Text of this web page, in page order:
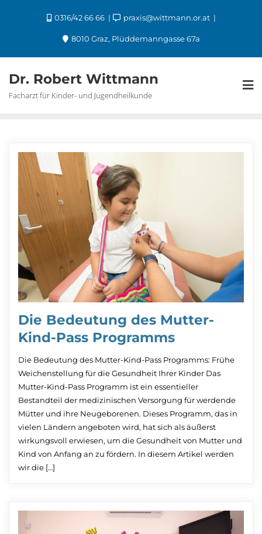
0316/42 66 66 praxis@wittmann.or.at
8010 Graz, Plüddemanngasse 67a
Dr. Robert Wittmann
Facharzt für Kinder- und Jugendheilkunde
Die Bedeutung des Mutter-
Kind-Pass Programms
Die Bedeutung des Mutter-Kind-Pass Programms: Frühe
Weichenstellung für die Gesundheit Ihrer Kinder Das
Mutter-Kind-Pass Programm ist ein essentieller
Bestandteil der medizinischen Versorgung für werdende
Mütter und ihre Neugeborenen. Dieses Programm, das in
vielen Ländern angeboten wird, hat sich als äußerst
wirkungsvoll erwiesen, um die Gesundheit von Mutter und
Kind von Anfang an zu fördern. In diesem Artikel werden
wir die […]